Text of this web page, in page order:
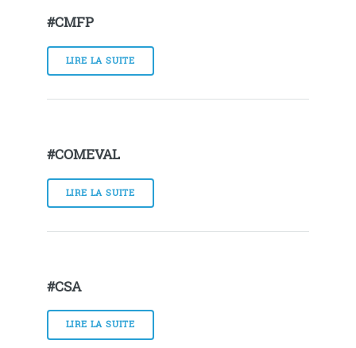
#CMFP
LIRE LA SUITE
#COMEVAL
LIRE LA SUITE
#CSA
LIRE LA SUITE